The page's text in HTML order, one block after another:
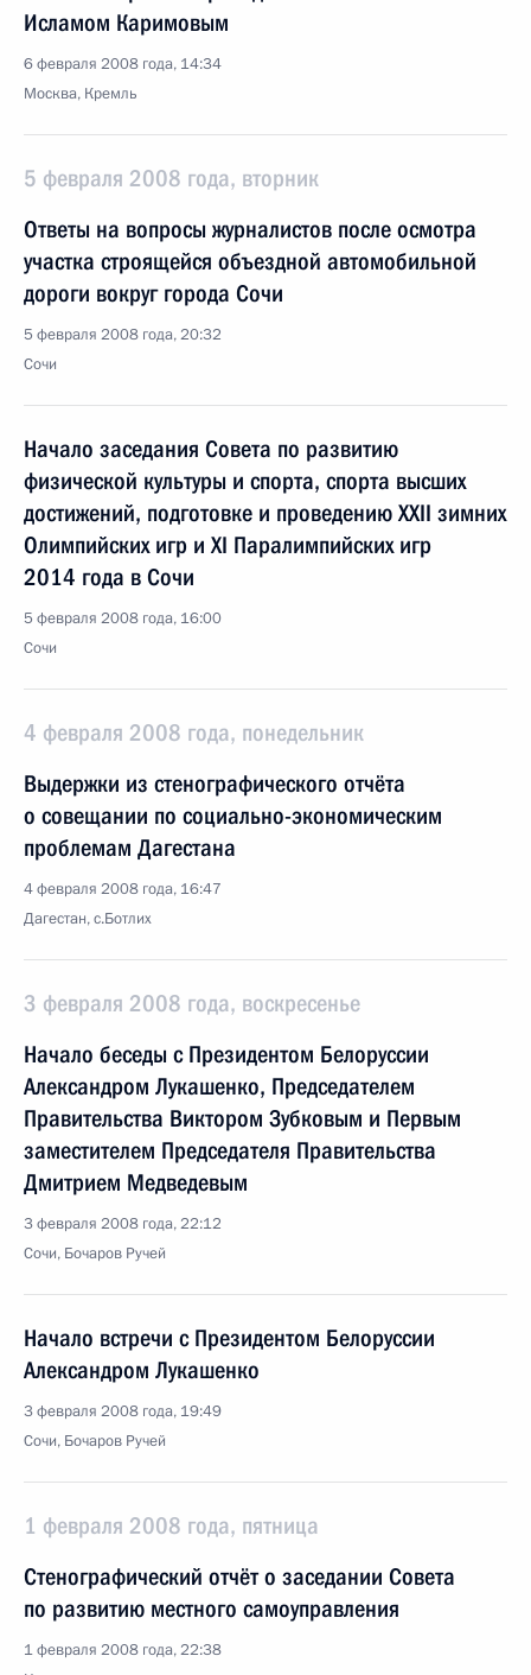
Исламом Каримовым
6 февраля 2008 года, 14:34
Москва, Кремль
5 февраля 2008 года, вторник
Ответы на вопросы журналистов после осмотра
участка строящейся объездной автомобильной
дороги вокруг города Сочи
5 февраля 2008 года, 20:32
Сочи
Начало заседания Совета по развитию
физической культуры и спорта, спорта высших
достижений, подготовке и проведению XXII зимних
Олимпийских игр и XI Паралимпийских игр
2014 года в Сочи
5 февраля 2008 года, 16:00
Сочи
4 февраля 2008 года, понедельник
Выдержки из стенографического отчёта
о совещании по социально-экономическим
проблемам Дагестана
4 февраля 2008 года, 16:47
Дагестан, с.Ботлих
3 февраля 2008 года, воскресенье
Начало беседы с Президентом Белоруссии
Александром Лукашенко, Председателем
Правительства Виктором Зубковым и Первым
заместителем Председателя Правительства
Дмитрием Медведевым
3 февраля 2008 года, 22:12
Сочи, Бочаров Ручей
Начало встречи с Президентом Белоруссии
Александром Лукашенко
3 февраля 2008 года, 19:49
Сочи, Бочаров Ручей
1 февраля 2008 года, пятница
Стенографический отчёт о заседании Совета
по развитию местного самоуправления
1 февраля 2008 года, 22:38